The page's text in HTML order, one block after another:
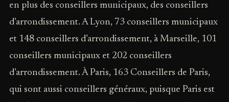
en plus des conseillers municipaux, des conseillers
d’arrondissement. A Lyon, 73 conseillers municipaux
et 148 conseillers d’arrondissement, à Marseille, 101
conseillers municipaux et 202 conseillers
d’arrondissement. À Paris, 163 Conseillers de Paris,
qui sont aussi conseillers généraux, puisque Paris est